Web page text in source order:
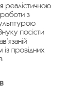
реалістичною
з
посісти
провідних